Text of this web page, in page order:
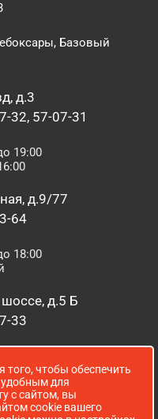
Базовый
д.3
32, 57-07-31
19:00
д.9/77
64
18:00
д.5 Б
33
д. 52 А
того, чтобы обеспечить
удобным для
с сайтом, вы
cookie вашего